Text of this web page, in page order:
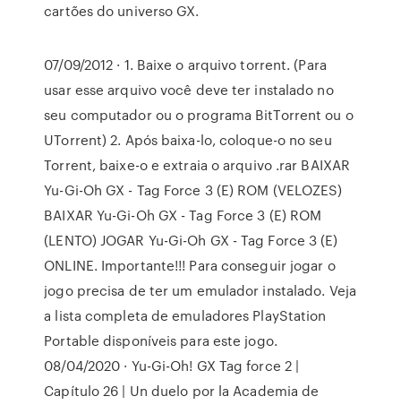
cartões do universo GX.
07/09/2012 · 1. Baixe o arquivo torrent. (Para
usar esse arquivo você deve ter instalado no
seu computador ou o programa BitTorrent ou o
UTorrent) 2. Após baixa-lo, coloque-o no seu
Torrent, baixe-o e extraia o arquivo .rar BAIXAR
Yu-Gi-Oh GX - Tag Force 3 (E) ROM (VELOZES)
BAIXAR Yu-Gi-Oh GX - Tag Force 3 (E) ROM
(LENTO) JOGAR Yu-Gi-Oh GX - Tag Force 3 (E)
ONLINE. Importante!!! Para conseguir jogar o
jogo precisa de ter um emulador instalado. Veja
a lista completa de emuladores PlayStation
Portable disponíveis para este jogo.
08/04/2020 · Yu-Gi-Oh! GX Tag force 2 |
Capítulo 26 | Un duelo por la Academia de